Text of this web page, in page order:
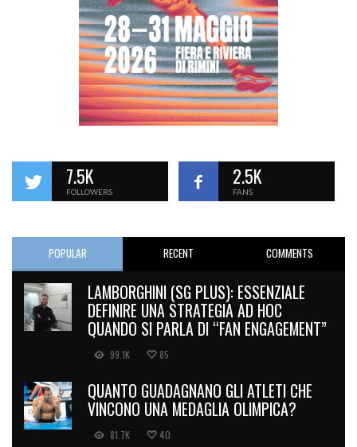
7.5K
FOLLOWERS
2.5K
FANS
POPULAR RECENT COMMENTS
LAMBORGHINI (SG PLUS): ESSENZIALE
DEFINIRE UNA STRATEGIA AD HOC
QUANDO SI PARLA DI “FAN ENGAGEMENT”
99.1K 85
QUANTO GUADAGNANO GLI ATLETI CHE
VINCONO UNA MEDAGLIA OLIMPICA?
81.7K 40